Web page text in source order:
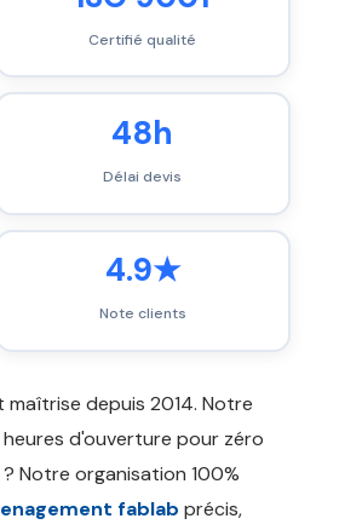
Certifié qualité
48h
Délai devis
4.9★
Note clients
depuis 2014. Notre
d'ouverture pour zéro
Notre organisation 100%
fablab précis,